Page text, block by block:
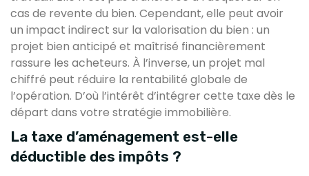
cas de revente du bien. Cependant, elle peut avoir
un impact indirect sur la valorisation du bien : un
projet bien anticipé et maîtrisé financièrement
rassure les acheteurs. À l’inverse, un projet mal
chiffré peut réduire la rentabilité globale de
l’opération. D’où l’intérêt d’intégrer cette taxe dès le
départ dans votre stratégie immobilière.
La taxe d’aménagement est-elle
déductible des impôts ?